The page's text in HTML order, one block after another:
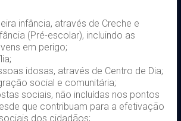
infância, através de Creche e
(Pré-escolar), incluindo as
em perigo;
idosas, através de Centro de Dia;
social e comunitária;
sociais, não incluídas nos pontos
que contribuam para a efetivação
dos cidadãos;